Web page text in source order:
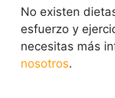
No existen
esfuerzo y
necesitas más
nosotros.